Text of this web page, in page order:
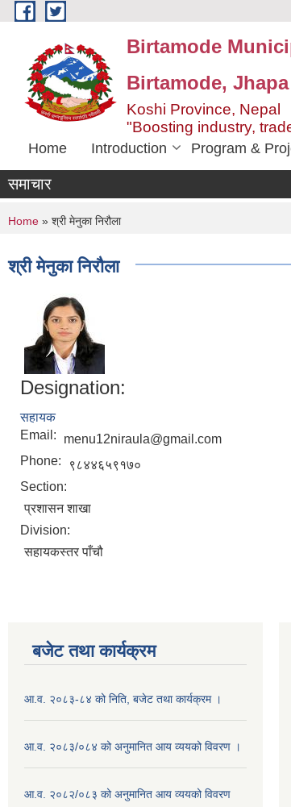
Skip to main content
Birtamode
Birtamode, Jhapa
Koshi Province, Nepal
"Boosting industry,
Home Introduction Program &
समाचार
You are here
Home » श्री मेनुका निरौला
श्री मेनुका निरौला
Designation:
सहायक
Email:
menu12niraula@gmail.com
Phone:
९८४४६५९१७०
Section:
प्रशासन शाखा
Division:
सहायकस्तर पाँचौ
बजेट तथा कार्यक्रम
आ.व. २०८३-८४ को निति, बजेट तथा कार्यक्रम ।
आ.व. २०८३/०८४ को अनुमानित आय व्ययको विवरण ।
आ.व. २०८२/०८३ को अनुमानित आय व्ययको विवरण